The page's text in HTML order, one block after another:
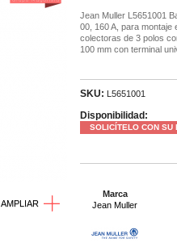
AMPLIAR
Jean Muller L5651001
00, 160 A, para montaje
colectoras de 3 polos
100 mm con terminal
SKU: L5651001
Disponibilidad:
SOLICÍTELO CON SU
Marca
Jean Muller